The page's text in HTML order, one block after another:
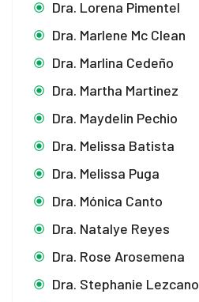
Dra. Lorena Pimentel
Dra. Marlene Mc Clean
Dra. Marlina Cedeño
Dra. Martha Martinez
Dra. Maydelin Pechio
Dra. Melissa Batista
Dra. Melissa Puga
Dra. Mónica Canto
Dra. Natalye Reyes
Dra. Rose Arosemena
Dra. Stephanie Lezcano